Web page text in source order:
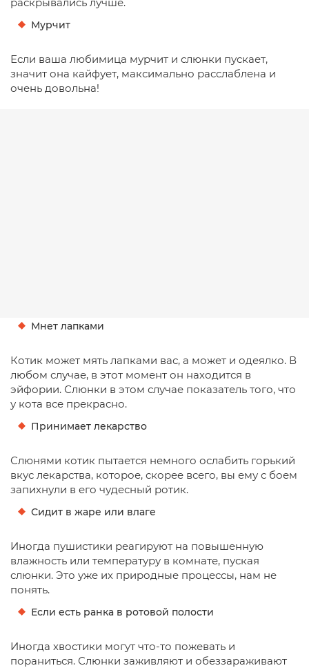
Мурчит
Если ваша любимица мурчит и слюнки пускает,
значит она кайфует, максимально расслаблена и
очень довольна!
Мнет лапками
Котик может мять лапками вас, а может и одеялко. В
любом случае, в этот момент он находится в
эйфории. Слюнки в этом случае показатель того, что
у кота все прекрасно.
Принимает лекарство
Слюнями котик пытается немного ослабить горький
вкус лекарства, которое, скорее всего, вы ему с боем
запихнули в его чудесный ротик.
Сидит в жаре или влаге
Иногда пушистики реагируют на повышенную
влажность или температуру в комнате, пуская
слюнки. Это уже их природные процессы, нам не
понять.
Если есть ранка в ротовой полости
Иногда хвостики могут что-то пожевать и
пораниться. Слюнки заживляют и обеззараживают